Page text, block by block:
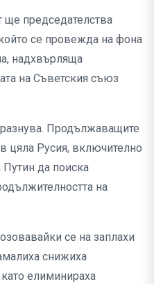
ще председателства
се провежда на фона
надхвърляща
на Съветския съюз
Продължаващите
цяла Русия, включително
Путин да поиска
на
се на заплахи
снижиха
елиминираха